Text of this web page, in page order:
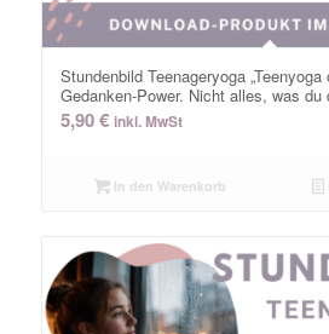
Stundenbild Teenageryoga
Gedanken-Power. Nicht alles, was du
5,90€ inkl. MwSt
In den Warenkorb